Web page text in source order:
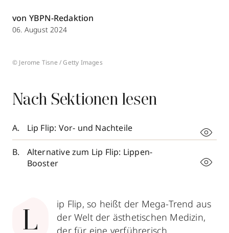
von YBPN-Redaktion
06. August 2024
© Jerome Tisne / Getty Images
Nach Sektionen lesen
Lip Flip: Vor- und Nachteile
Alternative zum Lip Flip: Lippen-
Booster
L
ip Flip, so heißt der Mega-Trend aus
der Welt der ästhetischen Medizin,
der für eine verführerisch